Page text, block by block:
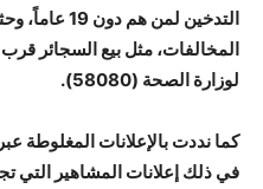
التدخين لمن
المخالفات، مثل بيع السجائر
لوزارة الصحة (58080).
كما نددت بالإعلانات المغلوطة
في ذلك إعلانات المشاهير التي